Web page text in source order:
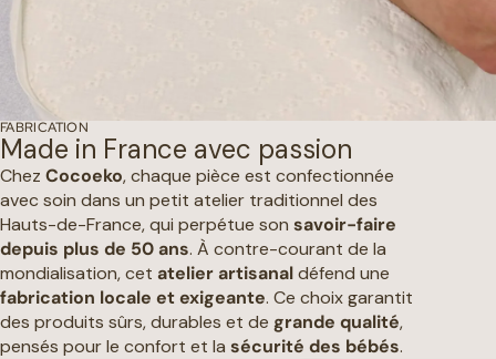
FABRICATION
Made in France avec passion
Chez Cocoeko, chaque pièce est confectionnée
avec soin dans un petit atelier traditionnel des
Hauts-de-France, qui perpétue son savoir-faire
depuis plus de 50 ans. À contre-courant de la
mondialisation, cet atelier artisanaldéfend une
fabrication locale et exigeante. Ce choix garantit
des produits sûrs, durables et de grande qualité,
pensés pour le confort et la sécurité des bébés.